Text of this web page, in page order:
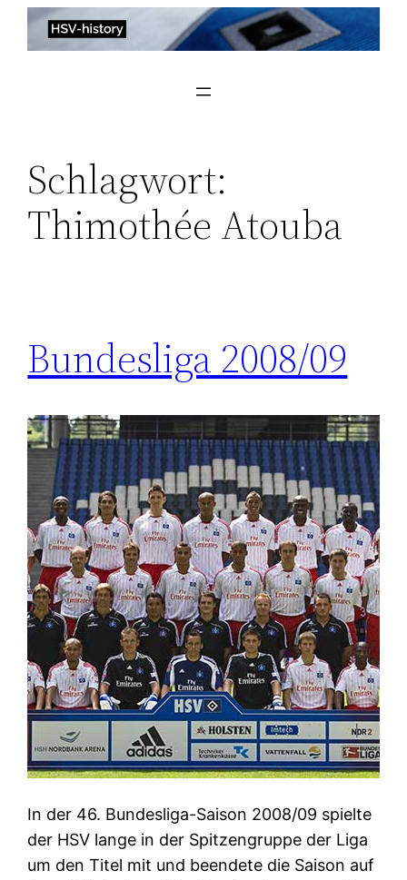
Zum
Inhalt
Schlagwort:
Thimothée Atouba
Bundesliga 2008/09
In der 46. Bundesliga-Saison 2008/09 spielte
der HSV lange in der Spitzengruppe der Liga
um den Titel mit und beendete die Saison auf